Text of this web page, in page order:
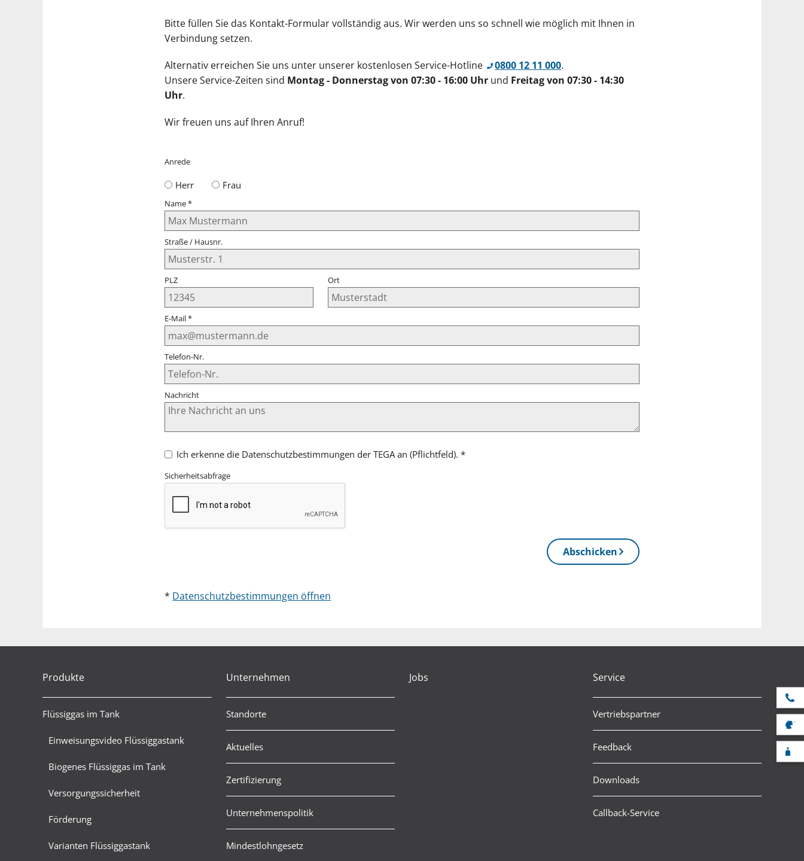
Bitte füllen Sie das Kontakt-Formular vollständig aus. Wir werden uns so schnell wie möglich mit Ihnen in
Verbindung setzen.
Alternativ erreichen Sie uns unter unserer kostenlosen Service-Hotline 0800 12 11 000.
Unsere Service-Zeiten sind Montag - Donnerstag von 07:30 - 16:00 Uhr und Freitag von 07:30 - 14:30
Uhr.
Wir freuen uns auf Ihren Anruf!
Anrede
Herr Frau
Name*
Straße / Hausnr.
PLZ Ort
E-Mail*
Telefon-Nr.
Nachricht
Ich erkenne die Datenschutzbestimmungen der TEGA an (Pflichtfeld).*
Sicherheitsabfrage
Abschicken
* Datenschutzbestimmungen öffnen
Produkte
Flüssiggas im Tank
Einweisungsvideo Flüssiggastank
Biogenes Flüssiggas im Tank
Versorgungssicherheit
Förderung
Varianten Flüssiggastank
Unternehmen
Standorte
Aktuelles
Zertifizierung
Unternehmenspolitik
Mindestlohngesetz
Jobs Service
Vertriebspartner
Feedback
Downloads
Callback-Service